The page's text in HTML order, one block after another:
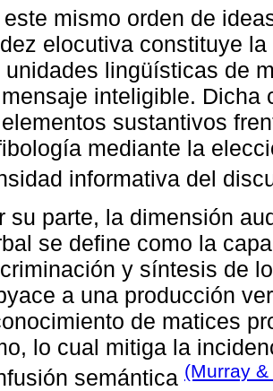
este mismo orden de
elocutiva constituye
unidades lingüísticas de
inteligible. Dicha
sustantivos
mediante la
informativa del
su parte, la dimensión
se define como la
y síntesis de
a una producción
de matices
lo cual mitiga la
semántica (Murray